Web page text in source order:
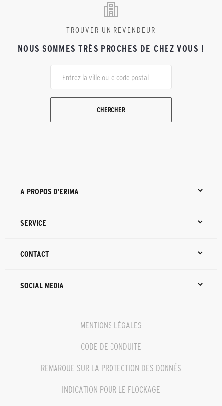
TROUVER UN REVENDEUR
NOUS SOMMES TRÈS PROCHES DE CHEZ VOUS !
CHERCHER
A PROPOS D'ERIMA
SERVICE
CONTACT
SOCIAL MEDIA
MENTIONS LÉGALES
CODE DE CONDUITE
REMARQUE SUR LA PROTECTION DES DONNÉS
INDICATION POUR LE FLOCKAGE